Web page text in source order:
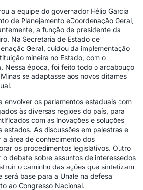
a equipe do governador Hélio Garcia
de Planejamento eCoordenação Geral,
a função de presidente da
Na Secretaria de Estado de
Geral, cuidou da implementação
mineira no Estado, com o
Nessa época, foi feito todo o arcabouço
se adaptasse aos novos ditames
envolver os parlamentos estaduais com
às diversas regiões do país, para
com as inovações e soluções
estados. As discussões em palestras e
a área de conhecimento dos
os procedimentos legislativos. Outro
o debate sobre assuntos de interessedos
o caminho das ações que sintetizam
será base para a Unale na defesa
ao Congresso Nacional.